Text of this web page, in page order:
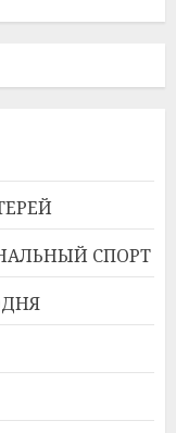
СПОРТ